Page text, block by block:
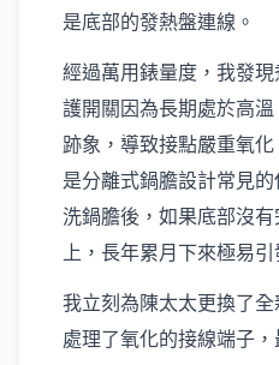
是底部的發熱盤連線。
經過萬用錶量度，我發
護開關因為長期處於高
跡象，導致接點嚴重氧
是分離式鍋膽設計常見
洗鍋膽後，如果底部沒
上，長年累月下來極易
我立刻為陳太太更換了
處理了氧化的接線端子